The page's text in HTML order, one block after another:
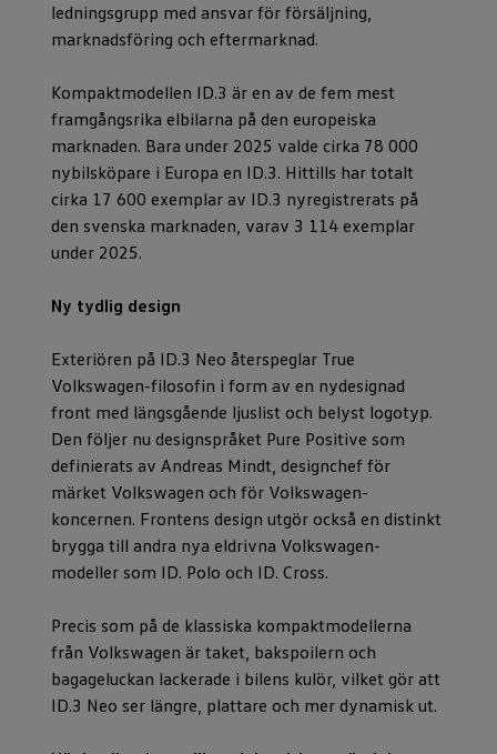
ledningsgrupp med ansvar för försäljning,
marknadsföring och eftermarknad.
Kompaktmodellen ID.3 är en av de fem mest
framgångsrika elbilarna på den europeiska
marknaden. Bara under 2025 valde cirka 78 000
nybilsköpare i Europa en ID.3. Hittills har totalt
cirka 17 600 exemplar av ID.3 nyregistrerats på
den svenska marknaden, varav 3 114 exemplar
under 2025.
Ny tydlig design
Exteriören på ID.3 Neo återspeglar True
Volkswagen-filosofin i form av en nydesignad
front med längsgående ljuslist och belyst logotyp.
Den följer nu designspråket Pure Positive som
definierats av Andreas Mindt, designchef för
märket Volkswagen och för Volkswagen-
koncernen. Frontens design utgör också en distinkt
brygga till andra nya eldrivna Volkswagen-
modeller som ID. Polo och ID. Cross.
Precis som på de klassiska kompaktmodellerna
från Volkswagen är taket, bakspoilern och
bagageluckan lackerade i bilens kulör, vilket gör att
ID.3 Neo ser längre, plattare och mer dynamisk ut.